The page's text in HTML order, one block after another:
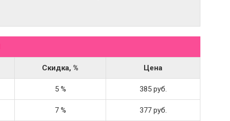
Скидка, % Цена
5 % 385 руб.
7 % 377 руб.